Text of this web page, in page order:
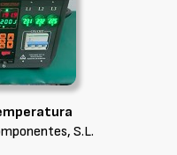
S.L.